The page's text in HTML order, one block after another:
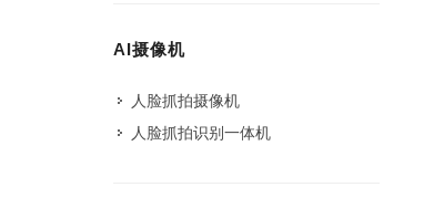
AI摄像机
人脸抓拍摄像机
人脸抓拍识别一体机